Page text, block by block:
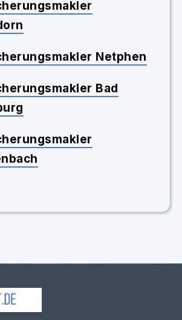
Netphen
Bad